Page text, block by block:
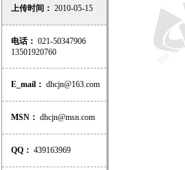
上传时间： 2010-05-15
电话： 021-50347906
13501920760
E_mail： dhcjn@163.com
MSN： dhcjn@msn.com
QQ： 439163969